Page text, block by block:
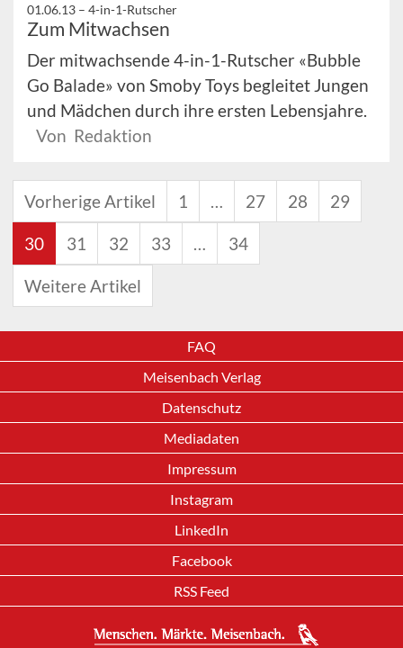
01.06.13 – 4-in-1-Rutscher
Zum Mitwachsen
Der mitwachsende 4-in-1-Rutscher «Bubble
Go Balade» von Smoby Toys begleitet Jungen
und Mädchen durch ihre ersten Lebensjahre.
Von Redaktion
Vorherige Artikel 1 … 27 28 29
30 31 32 33 … 34
Weitere Artikel
FAQ
Meisenbach Verlag
Datenschutz
Mediadaten
Impressum
Instagram
LinkedIn
Facebook
RSS Feed